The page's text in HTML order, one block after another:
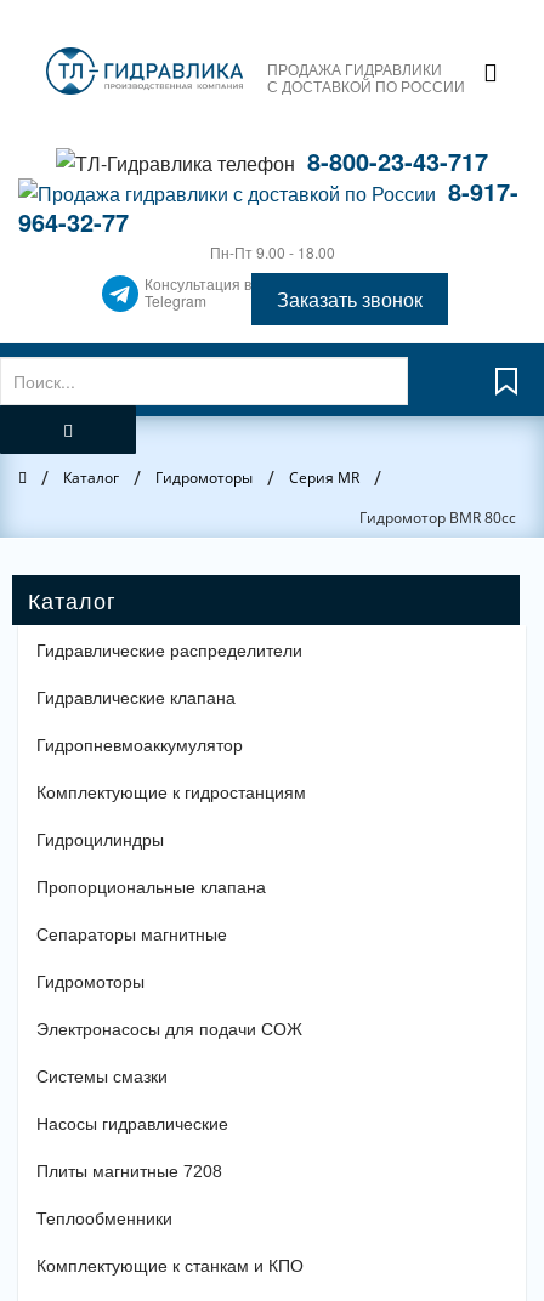
ПРОДАЖА ГИДРАВЛИКИ
С ДОСТАВКОЙ ПО РОССИИ
8-800-23-43-717
8-917-
964-32-77
Пн-Пт 9.00 - 18.00
Консультация в
Telegram
Заказать звонок
Главная
/ Каталог / Гидромоторы / Серия MR /
Гидромотор BMR 80сс
Гидравлические распределители
Гидравлические клапана
Гидропневмоаккумулятор
Комплектующие к гидростанциям
Гидроцилиндры
Пропорциональные клапана
Сепараторы магнитные
Гидромоторы
Электронасосы для подачи СОЖ
Системы смазки
Насосы гидравлические
Плиты магнитные 7208
Теплообменники
Комплектующие к станкам и КПО